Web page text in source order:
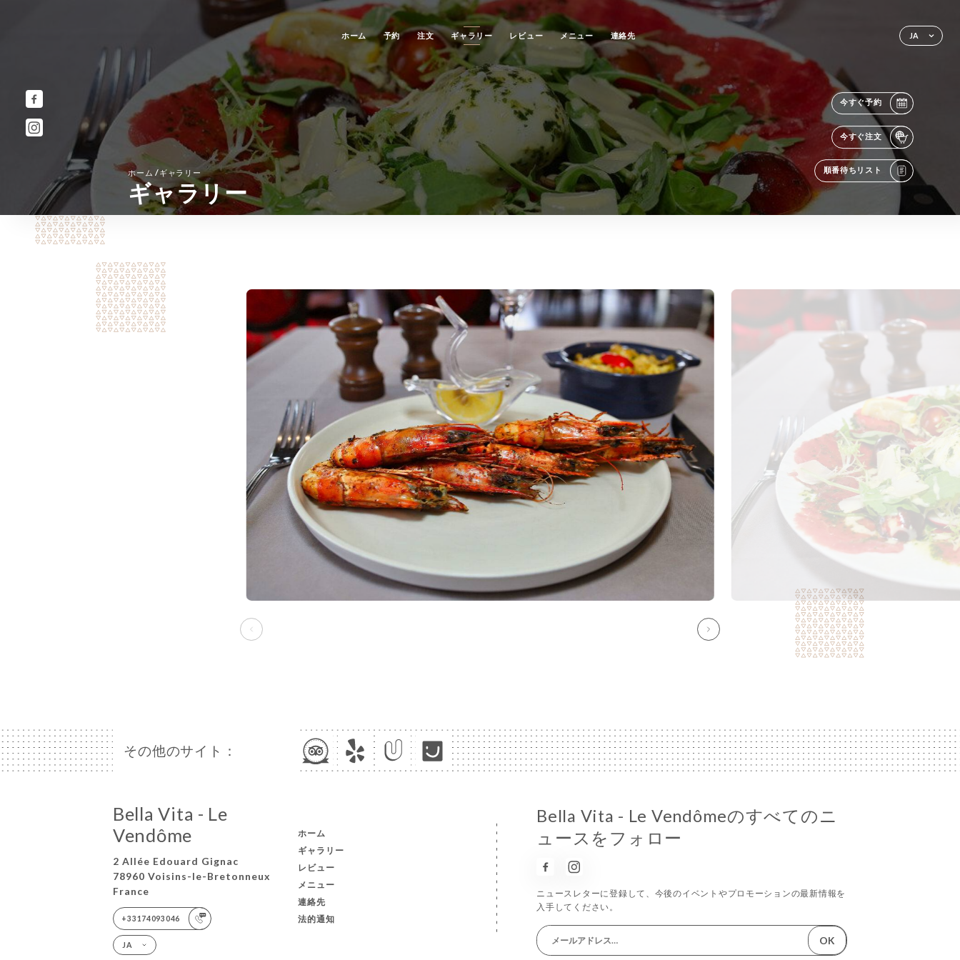
JA
ホーム 予約 注文 ギャラリー レビュー メニュー 連絡先
今すぐ予約
今すぐ注文
順番待ちリスト
ホーム/ギャラリー
ギャラリー
その他のサイト：
Bella Vita - Le
Vendôme
2 Allée Edouard Gignac
78960 Voisins-le-Bretonneux
France
+33174093046
JA
ホーム
ギャラリー
レビュー
メニュー
連絡先
法的通知
Bella Vita - Le Vendômeのすべてのニ
ュースをフォロー
ニュースレターに登録して、今後のイベントやプロモーションの最新情報を
入手してください。
OK